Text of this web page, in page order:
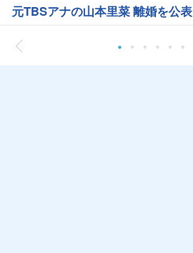
元TBSアナの山本里菜 離婚を公表